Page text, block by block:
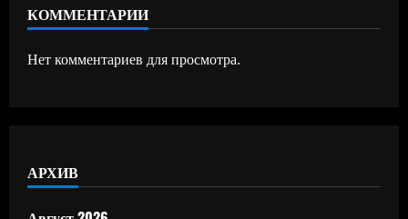
КОММЕНТАРИИ
Нет комментариев для просмотра.
АРХИВ